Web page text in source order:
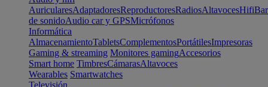
AuricularesAdaptadoresReproductoresRadiosAltavocesHifi
de sonidoAudio car y GPSMicrófonos
Informática
AlmacenamientoTabletsComplementosPortátilesImpresoras
Gaming & streaming Monitores gamingAccesorios
Smart home TimbresCámarasAltavoces
Wearables Smartwatches
Televisión